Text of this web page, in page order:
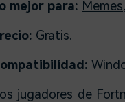
mejor para: Memes
Gratis.
jugadores de